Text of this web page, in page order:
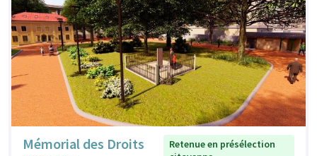
Mémorial des Droits
Retenue en présélection